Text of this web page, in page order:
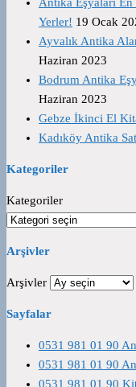
Yerler! 19 Ocak
Ayvalık Antika
Haziran 2023
Bodrum Antika
Haziran 2023
Gebze İkinci El
Kadıköy Antika Sat
Kategoriler
Kategoriler
Arşivler
Arşivler
Sayfalar
0531 981 01 90
0531 981 01 90
0531 981 01 90